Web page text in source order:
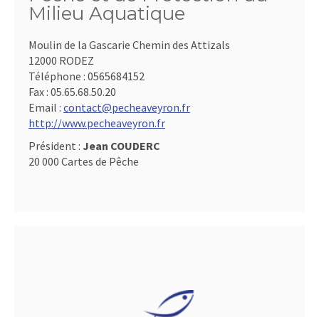
Milieu Aquatique
Moulin de la Gascarie Chemin des Attizals
12000 RODEZ
Téléphone : 0565684152
Fax : 05.65.68.50.20
Email : contact@pecheaveyron.fr
http://www.pecheaveyron.fr
Président : Jean COUDERC
20 000 Cartes de Pêche